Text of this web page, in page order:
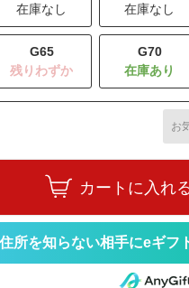
在庫なし
在庫なし
G65
残りわずか
G70
お
カートに入れ
住所を知らない相手にeギフ